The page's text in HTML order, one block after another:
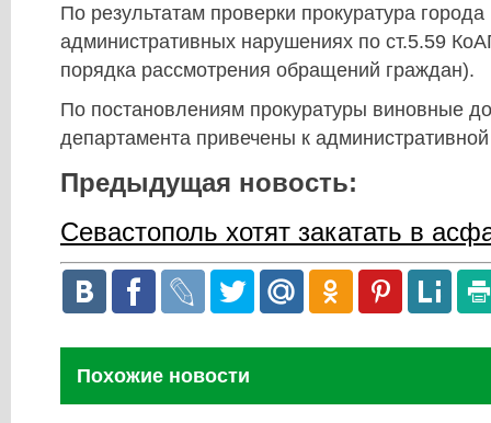
По результатам проверки прокуратура
административных нарушениях по ст.5.59
порядка рассмотрения обращений граждан).
По постановлениям прокуратуры виновные
департамента привечены к административной
Предыдущая новость:
Севастополь хотят закатать в
Похожие новости